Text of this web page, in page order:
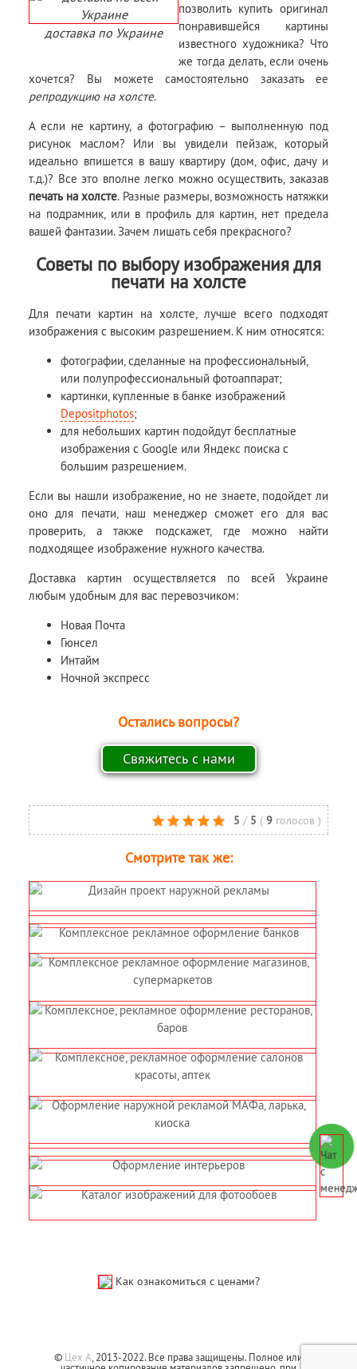
доставка по Украине
позволить купить оригинал
понравившейся картины
известного художника? Что
же тогда делать, если очень
хочется? Вы можете самостоятельно заказать ее
репродукцию на холсте.
А если не картину, а фотографию – выполненную под
рисунок маслом? Или вы увидели пейзаж, который
идеально впишется в вашу квартиру (дом, офис, дачу и
т.д.)? Все это вполне легко можно осуществить, заказав
печать на холсте. Разные размеры, возможность натяжки
на подрамник, или в профиль для картин, нет предела
вашей фантазии. Зачем лишать себя прекрасного?
Советы по выбору изображения для
печати на холсте
Для печати картин на холсте, лучше всего подходят
изображения с высоким разрешением. К ним относятся:
фотографии, сделанные на профессиональный,
или полупрофессиональный фотоаппарат;
картинки, купленные в банке изображений
Depositphotos;
для небольших картин подойдут бесплатные
изображения с Google или Яндекс поиска с
большим разрешением.
Если вы нашли изображение, но не знаете, подойдет ли
оно для печати, наш менеджер сможет его для вас
проверить, а также подскажет, где можно найти
подходящее изображение нужного качества.
Доставка картин осуществляется по всей Украине
любым удобным для вас перевозчиком:
Новая Почта
Гюнсел
Интайм
Ночной экспресс
Остались вопросы?
5 / 5 ( 9 голосов)
Смотрите так же:
Как ознакомиться с ценами?
© Цех А , 2013-2022. Все права защищены. Полное или